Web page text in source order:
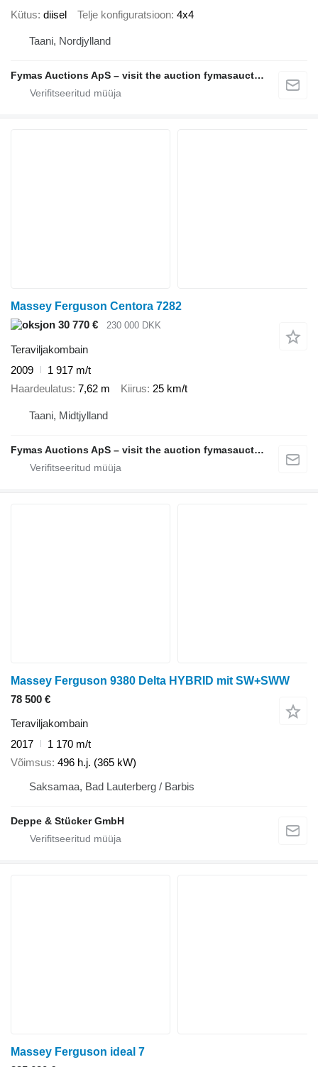
Kütus diisel Telje konfiguratsioon 4x4
Taani, Nordjylland
Fymas Auctions ApS – visit the auction fymasauctions.dk
Massey Ferguson Centora 7282
30 770 €
230 000 DKK
Teraviljakombain
2009
1 917 m/t
Haardeulatus 7,62 m Kiirus 25 km/t
Taani, Midtjylland
Fymas Auctions ApS – visit the auction fymasauctions.dk
Massey Ferguson 9380 Delta HYBRID mit SW+SWW
78 500 €
Teraviljakombain
2017
1 170 m/t
Võimsus 496 h.j. (365 kW)
Saksamaa, Bad Lauterberg / Barbis
Deppe & Stücker GmbH
Massey Ferguson ideal 7